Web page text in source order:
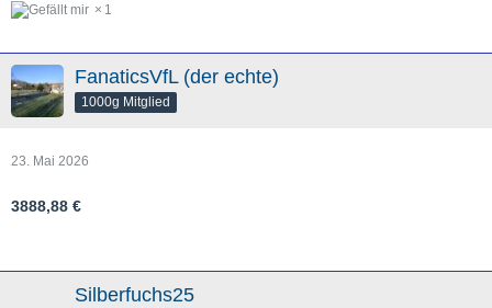
1
FanaticsVfL (der echte)
1000g Mitglied
23. Mai 2026
3888,88 €
Silberfuchs25